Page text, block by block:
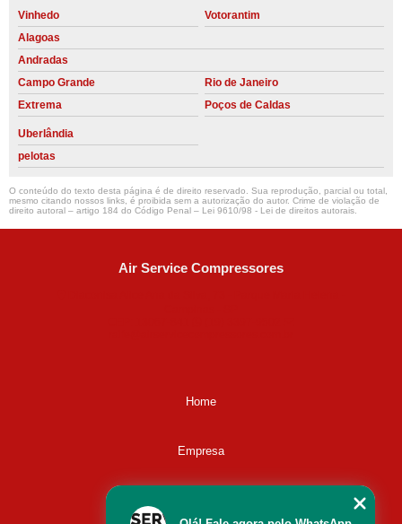
Vinhedo
Votorantim
Alagoas
Andradas
Campo Grande
Rio de Janeiro
Extrema
Poços de Caldas
Uberlândia
pelotas
O conteúdo do texto desta página é de direito reservado. Sua reprodução, parcial ou total,
mesmo citando nossos links, é proibida sem a autorização do autor. Crime de violação de
direito autoral – artigo 184 do Código Penal – Lei 9610/98 - Lei de direitos autorais.
Air Service Compressores
Home
Empresa